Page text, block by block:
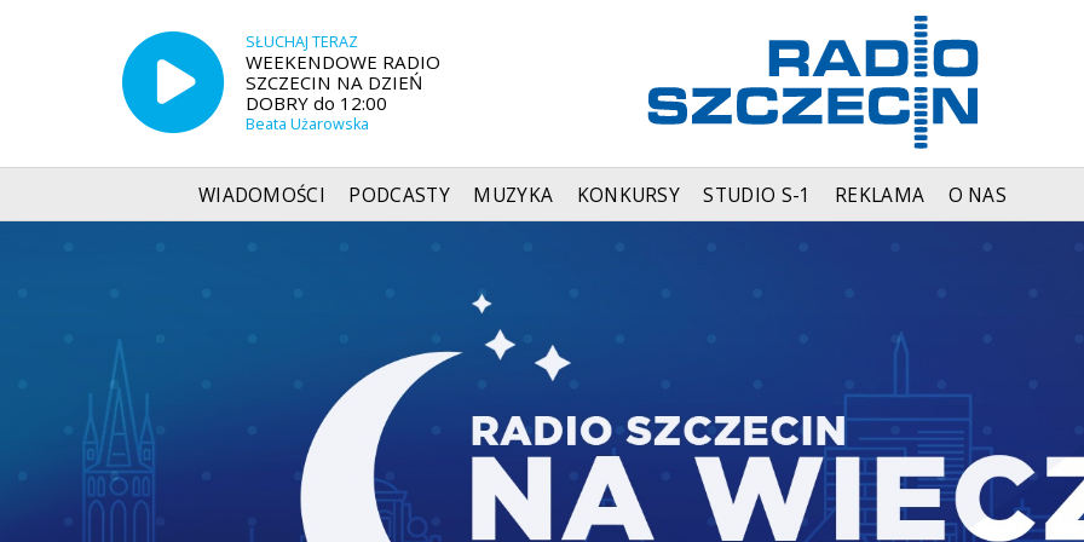
SŁUCHAJ TERAZ
WEEKENDOWE RADIO
SZCZECIN NA DZIEŃ
DOBRY do 12:00
Beata Użarowska
WIADOMOŚCI PODCASTY MUZYKA KONKURSY STUDIO S-1 REKLAMA O NAS